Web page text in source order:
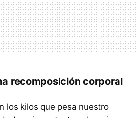
recomposición corporal
los kilos que pesa nuestro